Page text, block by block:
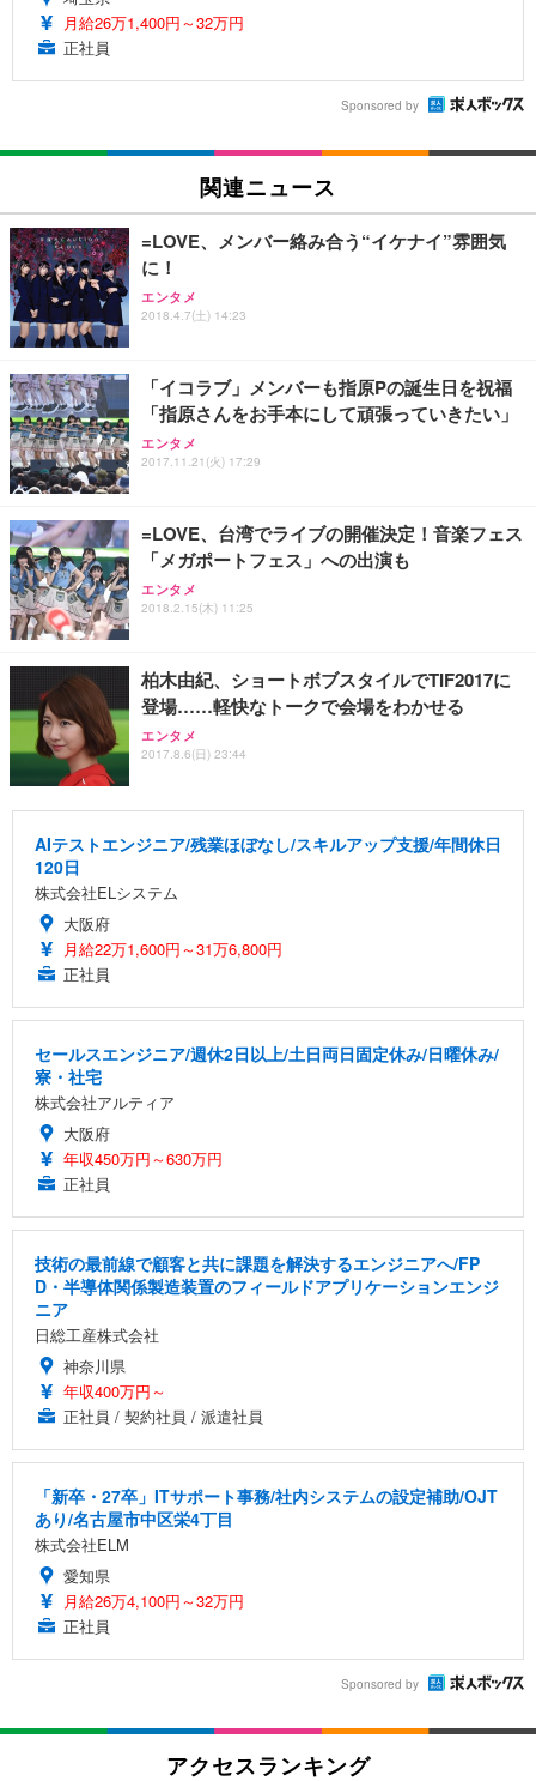
月給26万1,400円～32万円
正社員
Sponsored by
関連ニュース
=LOVE、メンバー絡み合う“イケナイ”雰囲気
に！
エンタメ
2018.4.7(土) 14:23
「イコラブ」メンバーも指原Pの誕生日を祝福
「指原さんをお手本にして頑張っていきたい」
エンタメ
2017.11.21(火) 17:29
=LOVE、台湾でライブの開催決定！音楽フェス
「メガポートフェス」への出演も
エンタメ
2018.2.15(木) 11:25
柏木由紀、ショートボブスタイルでTIF2017に
登場……軽快なトークで会場をわかせる
エンタメ
2017.8.6(日) 23:44
AIテストエンジニア/残業ほぼなし/スキルアップ支援/年間休日
120日
株式会社ELシステム
大阪府
月給22万1,600円～31万6,800円
正社員
セールスエンジニア/週休2日以上/土日両日固定休み/日曜休み/
寮・社宅
株式会社アルティア
大阪府
年収450万円～630万円
正社員
技術の最前線で顧客と共に課題を解決するエンジニアへ/FP
D・半導体関係製造装置のフィールドアプリケーションエンジ
ニア
日総工産株式会社
神奈川県
年収400万円～
正社員 / 契約社員 / 派遣社員
「新卒・27卒」ITサポート事務/社内システムの設定補助/OJT
あり/名古屋市中区栄4丁目
株式会社ELM
愛知県
月給26万4,100円～32万円
正社員
Sponsored by
アクセスランキング